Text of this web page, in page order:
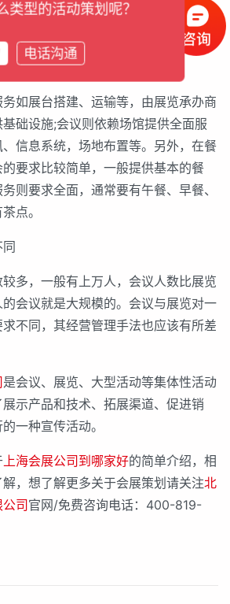
会更长。而会议的场地要求分散且时
也不长。
展台搭建、运输等，由展览承办商
础设施;会议则依赖场馆提供全面服
信息系统，场地布置等。另外，在餐
要求比较简单，一般提供基本的餐
则要求全面，通常要有午餐、早餐、
点。
，一般有上万人，会议人数比展览
会议就是大规模的。会议与展览对一
不同，其经营管理手法也应该有所差
是会议、展览、大型活动等集体性活动
示产品和技术、拓展渠道、促进销
一种宣传活动。
上海会展公司到哪家好的简单介绍，相
，想了解更多关于会展策划请关注北
司官网/免费咨询电话：400-819-
类型的活动策划呢？
电话沟通